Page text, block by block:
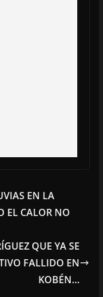
EN LA
EL CALOR NO
QUE YA SE
FALLIDO EN
KOBÉN…